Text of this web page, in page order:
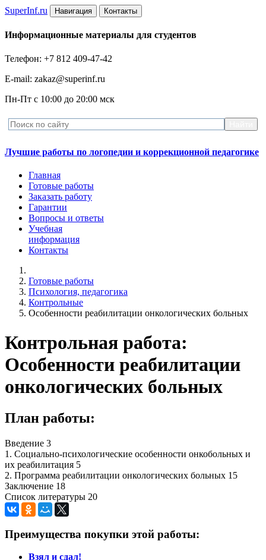
SuperInf.ru Навигация Контакты
Информационные материалы для студентов
Телефон: +7 812 409-47-42
E-mail: zakaz@superinf.ru
Пн-Пт с 10:00 до 20:00 мск
Лучшие работы по логопедии и коррекционной педагогике
Главная
Готовые работы
Заказать работу
Гарантии
Вопросы и ответы
Учебная
информация
Контакты
Готовые работы
Психология, педагогика
Контрольные
Особенности реабилитации онкологических больных
Контрольная работа:
Особенности реабилитации
онкологических больных
План работы:
Введение 3
1. Социально-психологические особенности онкобольных и
их реабилитация 5
2. Программа реабилитации онкологических больных 15
Заключение 18
Список литературы 20
Преимущества покупки этой работы:
Взял и сдал!